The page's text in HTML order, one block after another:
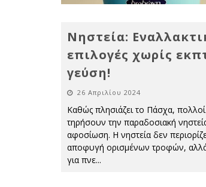
Νηστεία:
επιλογές χωρίς
γεύση!
26 Απριλίου 2024
Καθώς πλησιάζει το Πάσχα,
τηρήσουν την παραδοσιακή
αφοσίωση. Η νηστεία δεν
αποφυγή ορισμένων τροφών, αλλά
για πνε...